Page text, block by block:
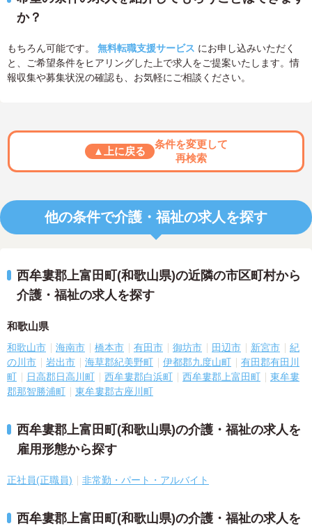
か？
もちろん可能です。 無料転職支援サービス にお申し込みいただく
と、ご希望条件をヒアリングした上で求人をご提案いたします。情
報収集や募集状況の確認も、お気軽にご相談ください。
▲上に戻る
条件を変更して
再検索
他の条件で介護・福祉の求人を探す
西牟婁郡上富田町(和歌山県)の近隣の市区町村から
介護・福祉の求人を探す
和歌山県
和歌山市 海南市 橋本市 有田市 御坊市 田辺市 新宮市
紀
の川市
岩出市 海草郡紀美野町 伊都郡九度山町
有田郡有田川
町
日高郡日高川町 西牟婁郡白浜町 西牟婁郡上富田町
東牟婁
郡那智勝浦町
東牟婁郡古座川町
西牟婁郡上富田町(和歌山県)の介護・福祉の求人を
雇用形態から探す
正社員(正職員) 非常勤・パート・アルバイト
西牟婁郡上富田町(和歌山県)の介護・福祉の求人を